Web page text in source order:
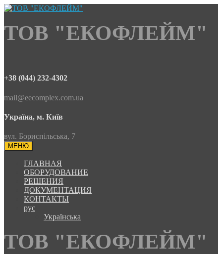
ТОВ "ЕКОФЛЕЙМ"
+38 (044) 232-4302
mail@eecomplex.com.ua
Україна, м. Київ
вул. Бориспільська, 7
МЕНЮ
ГЛАВНАЯ
ОБОРУДОВАНИЕ
РЕШЕНИЯ
ДОКУМЕНТАЦИЯ
КОНТАКТЫ
рус
Українська
ТОВ "ЕКОФЛЕЙМ"